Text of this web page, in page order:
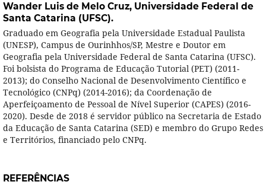
Wander Luis de Melo Cruz, Universidade Federal de
Santa Catarina (UFSC).
Graduado em Geografia pela Universidade Estadual Paulista
(UNESP), Campus de Ourinhhos/SP, Mestre e Doutor em
Geografia pela Universidade Federal de Santa Catarina (UFSC).
Foi bolsista do Programa de Educação Tutorial (PET) (2011-
2013); do Conselho Nacional de Desenvolvimento Científico e
Tecnológico (CNPq) (2014-2016); da Coordenação de
Aperfeiçoamento de Pessoal de Nível Superior (CAPES) (2016-
2020). Desde de 2018 é servidor público na Secretaria de Estado
da Educação de Santa Catarina (SED) e membro do Grupo Redes
e Territórios, financiado pelo CNPq.
REFERÊNCIAS